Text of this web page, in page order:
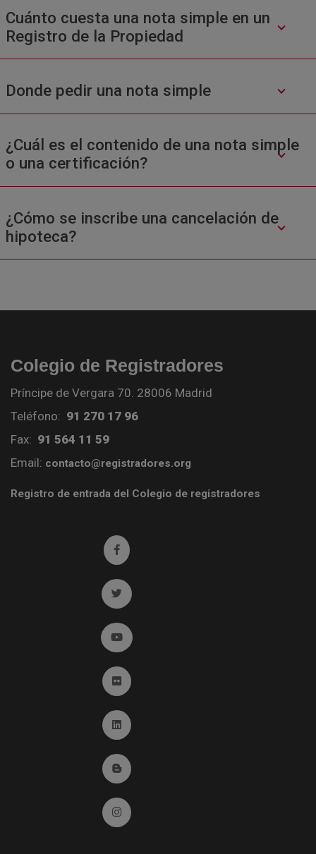
Cuánto cuesta una nota simple en un
Registro de la Propiedad
Donde pedir una nota simple
¿Cuál es el contenido de una nota simple
o una certificación?
¿Cómo se inscribe una cancelación de
hipoteca?
Colegio de Registradores
Príncipe de Vergara 70. 28006 Madrid
Teléfono: 91 270 17 96
Fax: 91 564 11 59
Email: contacto@registradores.org
Registro de entrada del Colegio de registradores
Ir a facebook (abre en ventana nueva)
Ir a twitter (abre en ventana nueva)
Ir a YouTube (abre en ventana nueva)
Ir a Flickr (abre en ventana nueva)
Ir a Linkedin (abre en ventana nueva)
Ir al Blog (abre en ventana nueva)
Ir a Instagram (abre en ventana nueva)